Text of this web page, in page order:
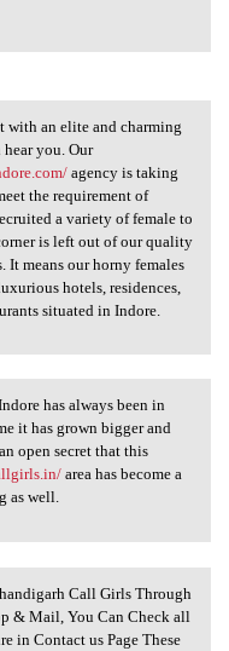
with an
with an elite and charming
you. Our
agency is taking
the requirement of
a variety of female to
is left out of our quality
It means our horny females
hotels, residences,
situated in Indore.
of Indore
has always been in
it has grown bigger and
open secret that this
area has become a
as well.
Chandigarh
Call Girls Through
& Mail, You Can Check all
in Contact us Page These